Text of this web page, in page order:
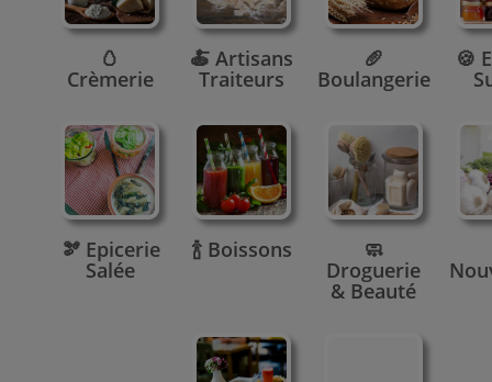
🥚
Crèmerie
🍝 Artisans
Traiteurs
🥖
Boulangerie
🍪
🫘 Epicerie
Salée
🍾 Boissons 🧼
Droguerie
& Beauté